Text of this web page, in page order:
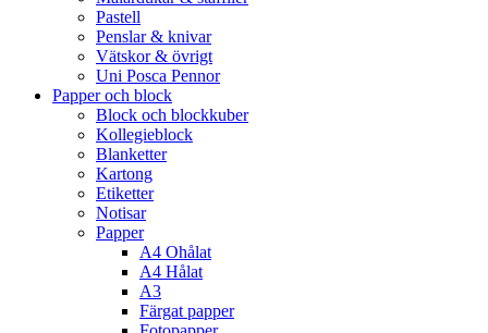
Pastell
Penslar & knivar
Vätskor & övrigt
Uni Posca Pennor
Papper och block
Block och blockkuber
Kollegieblock
Blanketter
Kartong
Etiketter
Notisar
Papper
A4 Ohålat
A4 Hålat
A3
Färgat papper